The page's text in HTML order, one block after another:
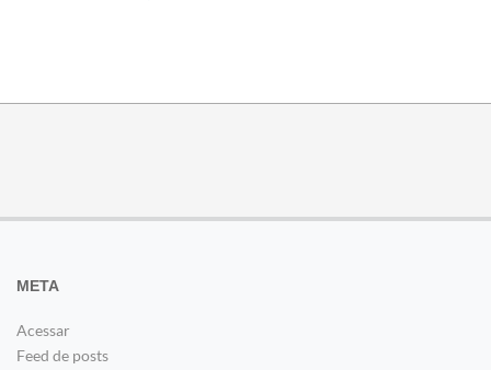
META
Acessar
Feed de posts